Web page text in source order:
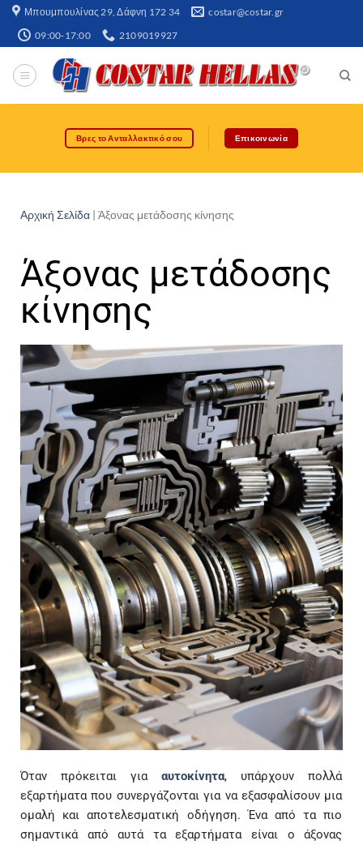
Μπουμπουλίνας 29, Δάφνη 172 34​ costar@costar.gr
09:00-17:00 2109019927
Βρες το Ανταλλακτικό σου Επικοινωνία
Αρχική Σελίδα | Άξονας μετάδοσης κίνησης
Άξονας μετάδοσης
κίνησης
Όταν πρόκειται γιααυτοκίνητα, υπάρχουν πολλά
εξαρτήματα που συνεργάζονται για να εξασφαλίσουν μια
ομαλή και αποτελεσματική οδήγηση. Ένα από τα πιο
σημαντικά από αυτά τα εξαρτήματα είναι ο άξονας